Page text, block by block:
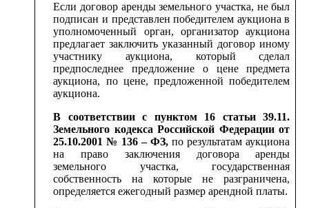
Если договор аренды земельного участка, не был
подписан и представлен победителем аукциона в
уполномоченный орган, организатор аукциона
предлагает заключить указанный договор иному
участнику аукциона, который сделал
предпоследнее предложение о цене предмета
аукциона, по цене, предложенной победителем
аукциона.
В соответствии с пунктом 16 статьи 39.11.
Земельного кодекса Российской Федерации от
25.10.2001 № 136 – ФЗ,по результатам аукциона
на право заключения договора аренды
земельного участка, государственная
собственность на которые не разграничена,
определяется ежегодный размер арендной платы.